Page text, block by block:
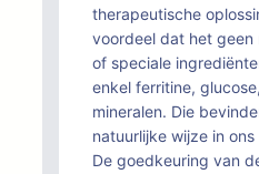
therapeutische
voordeel dat het geen
of speciale
enkel ferritine,
mineralen. Die
natuurlijke wijze in
De goedkeuring van